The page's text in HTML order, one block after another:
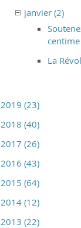
janvier (2)
centime
La
2019 (23)
2018 (40)
2017 (26)
2016 (43)
2015 (64)
2014 (12)
2013 (22)